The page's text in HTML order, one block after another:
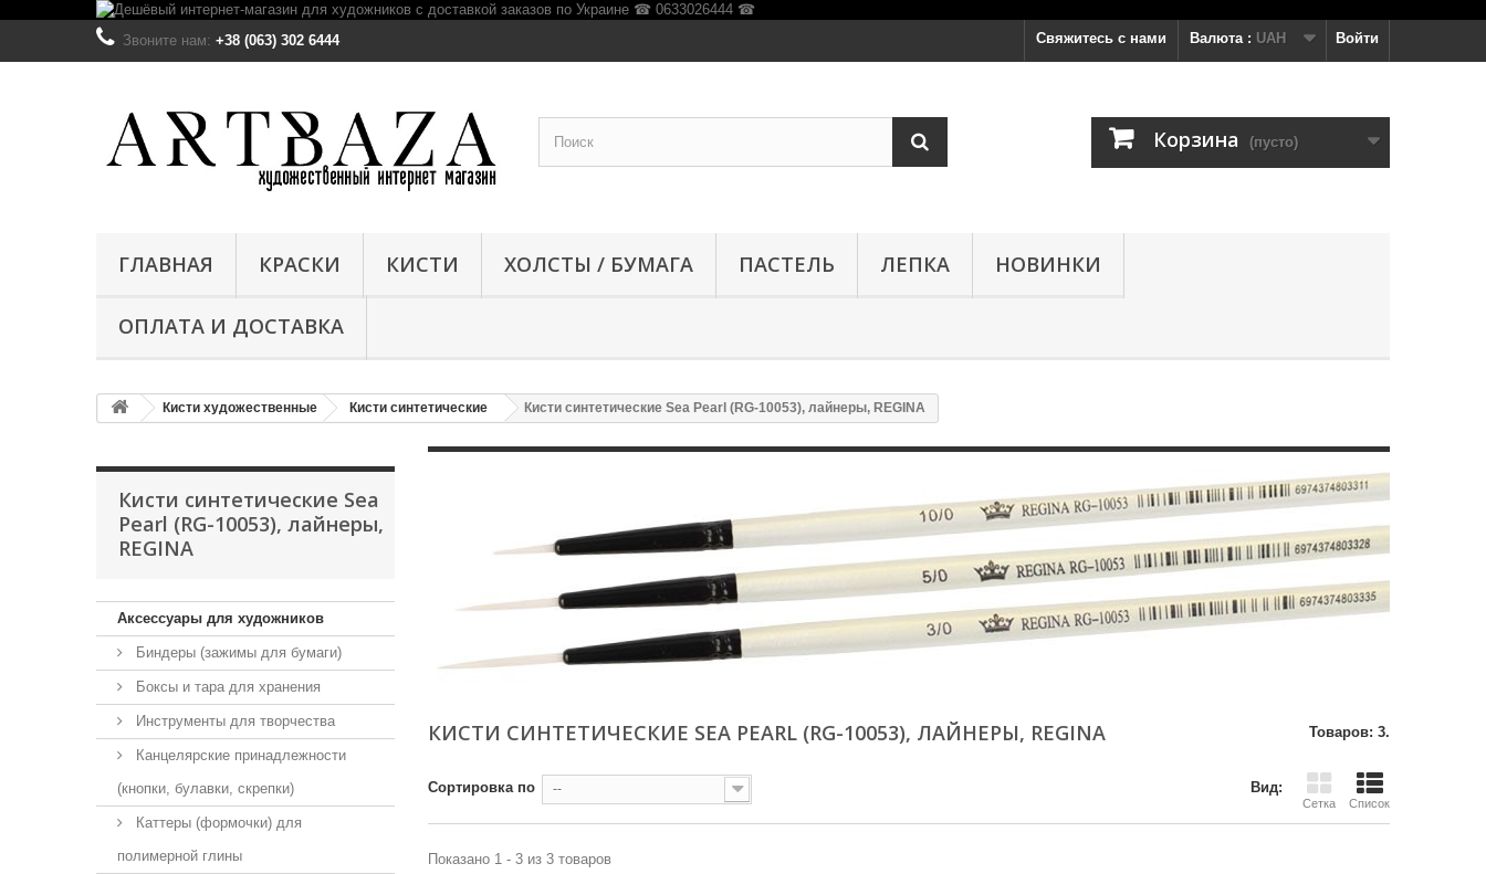
Войти
Валюта : UAH
Свяжитесь с нами
Звоните нам: +38 (063) 302 6444
Корзина (пусто)
ГЛАВНАЯ КРАСКИ КИСТИ ХОЛСТЫ / БУМАГА ПАСТЕЛЬ ЛЕПКА НОВИНКИ
ОПЛАТА И ДОСТАВКА
Кисти художественные Кисти синтетические Кисти синтетические Sea Pearl (RG-10053), лайнеры, REGINA
Кисти синтетические Sea
Pearl (RG-10053), лайнеры,
REGINA
Аксессуары для художников
Биндеры (зажимы для бумаги)
Боксы и тара для хранения
Инструменты для творчества
Канцелярские принадлежности
(кнопки, булавки, скрепки)
Каттеры (формочки) для
полимерной глины
КИСТИ СИНТЕТИЧЕСКИЕ SEA PEARL (RG-10053), ЛАЙНЕРЫ, REGINA Товаров: 3.
Вид:
Сетка Список
Сортировка по --
Показано 1 - 3 из 3 товаров